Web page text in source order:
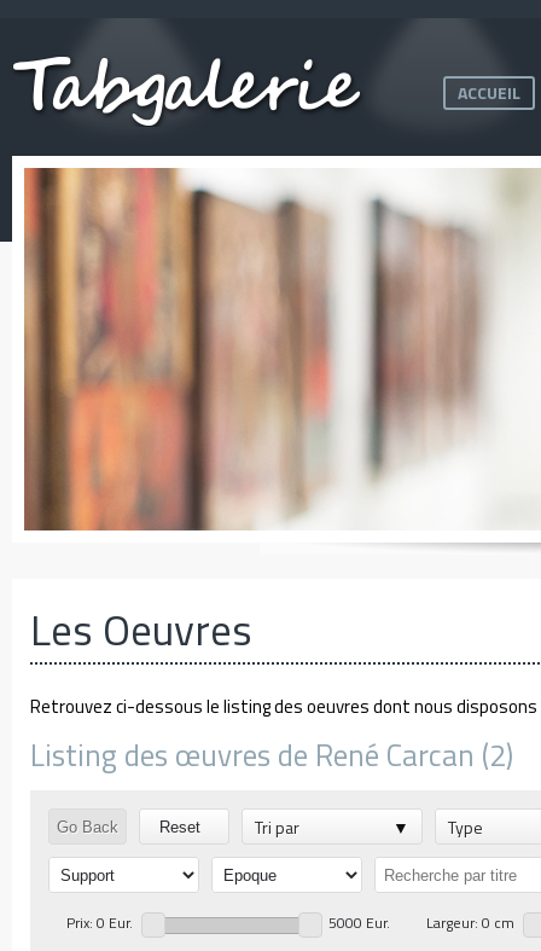
ACCUEIL
Les Oeuvres
Retrouvez ci-dessous le listing des oeuvres dont nous
Listing des œuvres de René Carcan (2)
Go Back Reset Tri par Type
Prix: 0 Eur. 5000 Eur.
Largeur: 0 cm